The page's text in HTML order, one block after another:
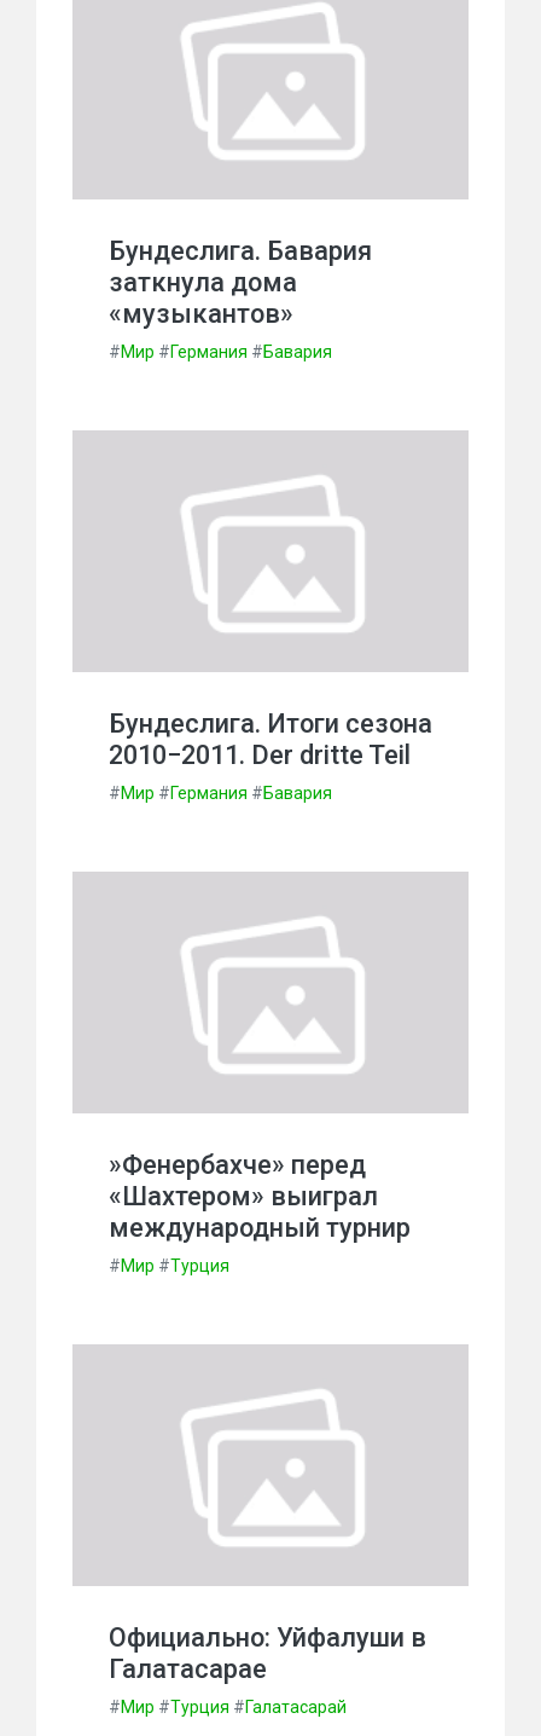
Бундеслига. Бавария
заткнула дома
«музыкантов»
#Мир #Германия #Бавария
Бундеслига. Итоги сезона
2010−2011. Der dritte Teil
#Мир #Германия #Бавария
»Фенербахче» перед
«Шахтером» выиграл
международный турнир
#Мир #Турция
Официально: Уйфалуши в
Галатасарае
#Мир #Турция #Галатасарай